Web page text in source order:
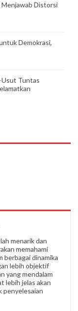
Menjawab Distorsi
Demokrasi,
Tuntas
menarik dan
memahami
berbagai dinamika
lebih objektif
yang mendalam
lebih jelas akan
penyelesaian